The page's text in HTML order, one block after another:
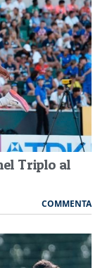
Triplo al
COMMENTA